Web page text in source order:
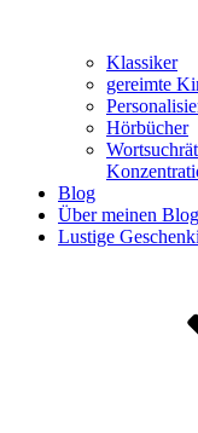
Klassiker
gereimte
Hörbücher
Blog
Über meinen Blog
Lustige